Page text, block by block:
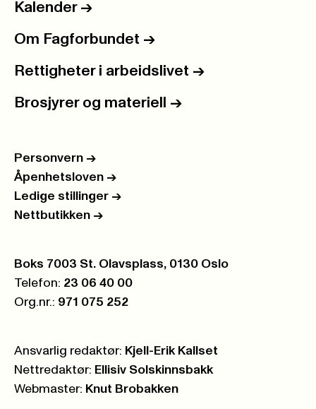
Kalender ->
Om Fagforbundet ->
Rettigheter i arbeidslivet ->
Brosjyrer og materiell ->
Personvern ->
Åpenhetsloven ->
Ledige stillinger ->
Nettbutikken ->
Postboks:
Boks 7003 St. Olavsplass, 0130 Oslo
Telefon: 23 06 40 00
Org.nr.: 971 075 252
Ansvarlig redaktør: Kjell-Erik Kallset
Nettredaktør: Ellisiv Solskinnsbakk
Webmaster: Knut Brobakken